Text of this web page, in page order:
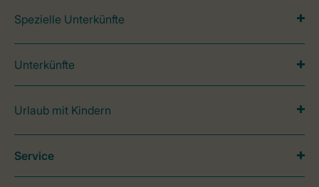
Spezielle Unterkünfte
Unterkünfte
Urlaub mit Kindern
Service